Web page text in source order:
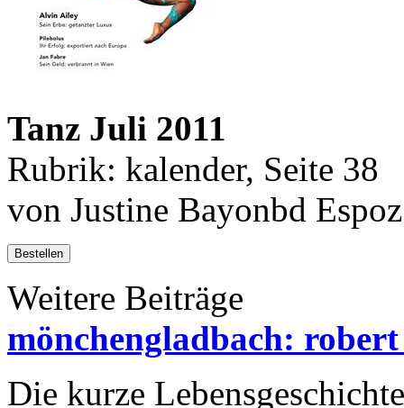
Tanz Juli 2011
Rubrik: kalender, Seite 38
von Justine Bayonbd Espoz
Bestellen
Weitere Beiträge
mönchengladbach:
Die kurze